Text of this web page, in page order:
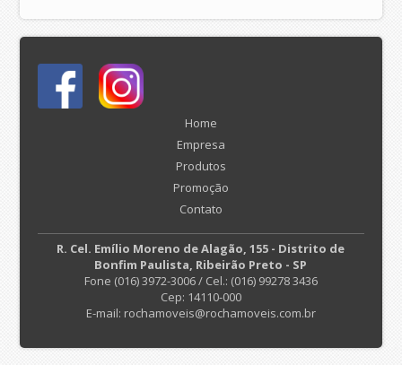
Home
Empresa
Produtos
Promoção
Contato
R. Cel. Emílio Moreno de Alagão, 155 - Distrito de
Bonfim Paulista, Ribeirão Preto - SP
Fone (016) 3972-3006 / Cel.: (016) 99278 3436
Cep: 14110-000
E-mail: rochamoveis@rochamoveis.com.br